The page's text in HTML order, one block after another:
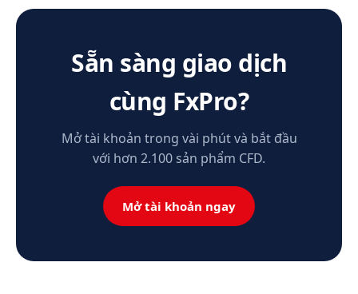
Sẵn sàng giao dịch
cùng FxPro?
Mở tài khoản trong vài phút và bắt đầu
với hơn 2.100 sản phẩm CFD.
Mở tài khoản ngay